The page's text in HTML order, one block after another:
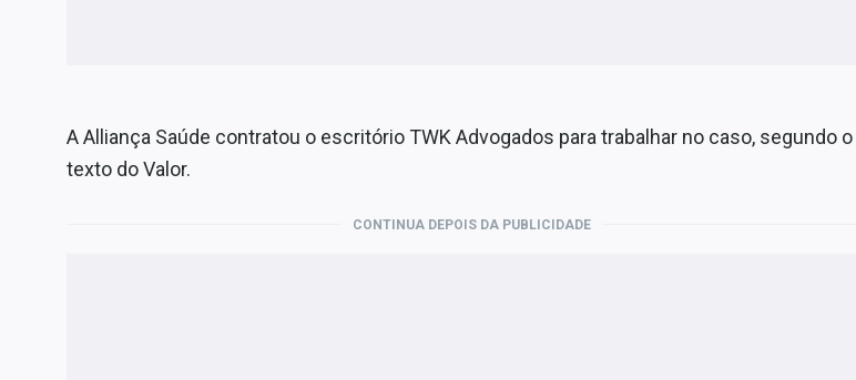
A Alliança Saúde contratou o escritório TWK Advogados para trabalhar no caso, segundo o
texto do Valor.
CONTINUA DEPOIS DA PUBLICIDADE